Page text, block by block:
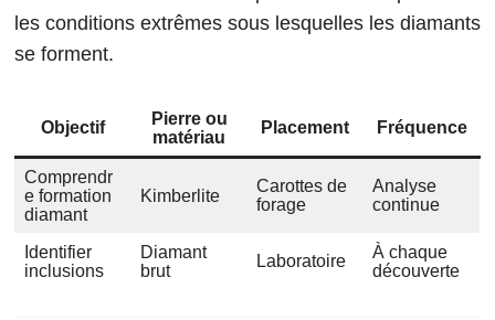
les conditions extrêmes sous lesquelles les diamants
se forment.
Objectif
Pierre ou
matériau
Placement Fréquence
Comprendr
e formation
diamant
Kimberlite
Carottes de
forage
Analyse
continue
Identifier
inclusions
Diamant
brut
Laboratoire
À chaque
découverte